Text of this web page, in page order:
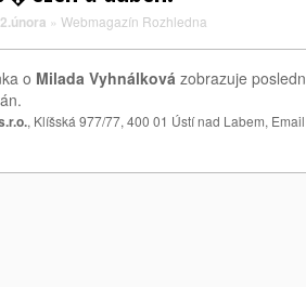
» Webmagazín Rozhledna
o Milada Vyhnálková zobrazuje
, Klíšská 977/77, 400 01 Ústí nad Labem,